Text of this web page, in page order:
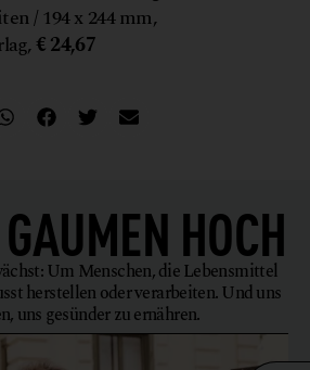
/ 194 x 244 mm,
€ 24,67
GAUMEN HOCH
Um Menschen, die Lebensmittel
herstellen oder verarbeiten. Und uns
uns gesünder zu ernähren.